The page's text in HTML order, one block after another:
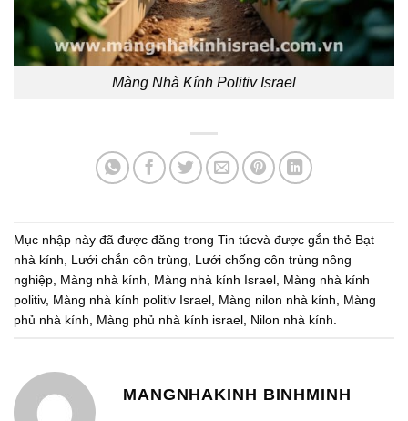
Màng Nhà Kính Politiv Israel
Mục nhập này đã được đăng trong Tin tứcvà được gắn thẻ Bạt
nhà kính
Lưới chắn côn trùng
Lưới chống côn trùng nông
nghiệp Màng nhà kính Màng nhà kính Israel Màng nhà kính
politiv, Màng nhà kính politiv Israel Màng nilon nhà kính
Màng
phủ nhà kính
Màng phủ nhà kính israel Nilon nhà kính
MANGNHAKINH BINHMINH